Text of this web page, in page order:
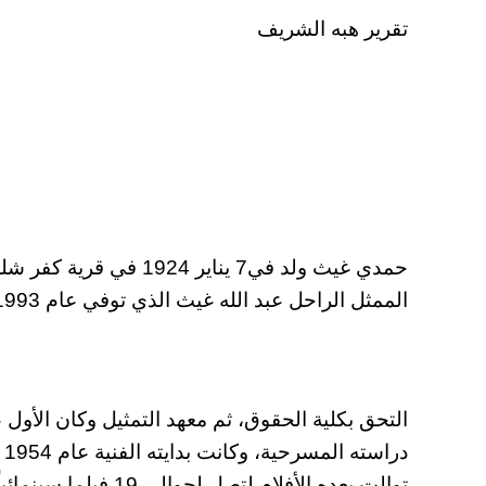
تقرير هبه الشريف
حمدي غيث ولد في7
الممثل الراحل عبد الله غيث الذي توفي عام 1993.
التحق بكلية الحقوق، ثم معهد التمثيل وكان